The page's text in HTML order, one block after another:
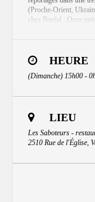
(Proche‑Orient,
chez Boréal : Onze
Cet entretien aura lieu
Au bistro Les
Contribution pour la
HEURE
(Dimanche) 15h00 -
LIEU
Les Saboteurs -
2510 Rue de l'Église,